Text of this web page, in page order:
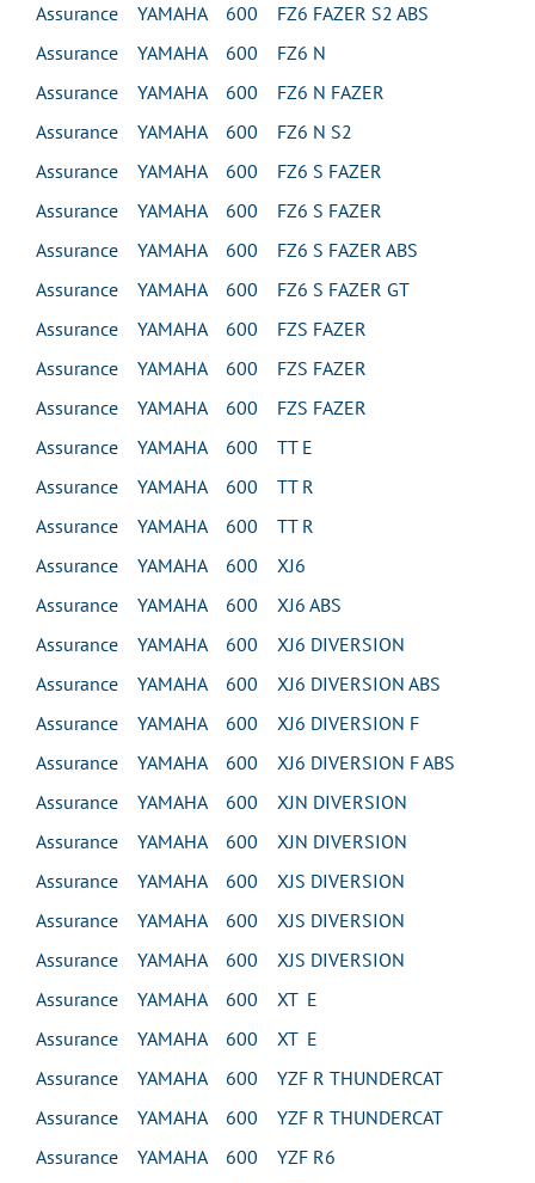
Assurance YAMAHA 600 FZ6 FAZER S2 ABS
Assurance YAMAHA 600 FZ6 N
Assurance YAMAHA 600 FZ6 N FAZER
Assurance YAMAHA 600 FZ6 N S2
Assurance YAMAHA 600 FZ6 S FAZER
Assurance YAMAHA 600 FZ6 S FAZER
Assurance YAMAHA 600 FZ6 S FAZER ABS
Assurance YAMAHA 600 FZ6 S FAZER GT
Assurance YAMAHA 600 FZS FAZER
Assurance YAMAHA 600 FZS FAZER
Assurance YAMAHA 600 FZS FAZER
Assurance YAMAHA 600 TT E
Assurance YAMAHA 600 TT R
Assurance YAMAHA 600 TT R
Assurance YAMAHA 600 XJ6
Assurance YAMAHA 600 XJ6 ABS
Assurance YAMAHA 600 XJ6 DIVERSION
Assurance YAMAHA 600 XJ6 DIVERSION ABS
Assurance YAMAHA 600 XJ6 DIVERSION F
Assurance YAMAHA 600 XJ6 DIVERSION F ABS
Assurance YAMAHA 600 XJN DIVERSION
Assurance YAMAHA 600 XJN DIVERSION
Assurance YAMAHA 600 XJS DIVERSION
Assurance YAMAHA 600 XJS DIVERSION
Assurance YAMAHA 600 XJS DIVERSION
Assurance YAMAHA 600 XT E
Assurance YAMAHA 600 XT E
Assurance YAMAHA 600 YZF R THUNDERCAT
Assurance YAMAHA 600 YZF R THUNDERCAT
Assurance YAMAHA 600 YZF R6